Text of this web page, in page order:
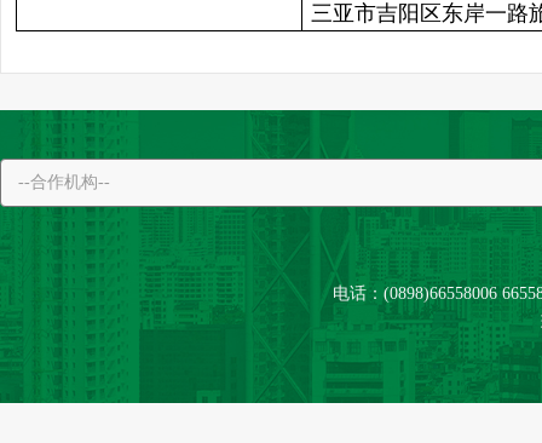
三亚市吉阳区东岸一路
电话：(0898)66558006